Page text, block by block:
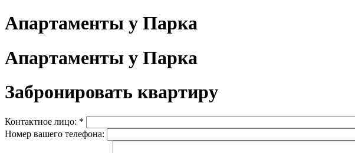
Апартаменты у Парка
Апартаменты у Парка
Забронировать квартиру
Контактное лицо: *
Номер вашего телефона: